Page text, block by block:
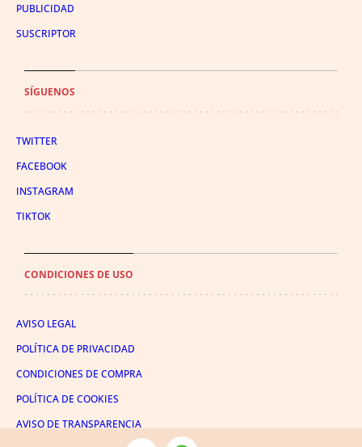
PUBLICIDAD
SUSCRIPTOR
SÍGUENOS
TWITTER
FACEBOOK
INSTAGRAM
TIKTOK
CONDICIONES DE USO
AVISO LEGAL
POLÍTICA DE PRIVACIDAD
CONDICIONES DE COMPRA
POLÍTICA DE COOKIES
AVISO DE TRANSPARENCIA